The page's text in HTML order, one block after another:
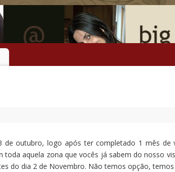
de outubro, logo após ter completado 1 mês de
aquela zona que vocês já sabem do nosso
do dia 2 de Novembro. Não temos opção, temos